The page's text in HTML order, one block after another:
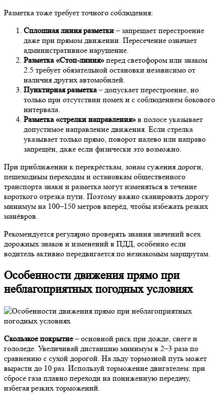
Разметка тоже требует точного соблюдения:
Сплошная линия разметки– запрещает перестроение
даже при прямом движении. Пересечение означает
административное нарушение.
Разметка «Стоп-линия» перед светофором или знаком
2.5 требует обязательной остановки независимо от
наличия других автомобилей.
Пунктирная разметка– допускает перестроение, но
только при отсутствии помех и с соблюдением бокового
интервала.
Разметка «стрелки направления» в полосе указывает
допустимое направление движения. Если стрелка
указывает только прямо, поворот налево или направо
запрещён, даже если физически это возможно.
При приближении к перекрёсткам, зонам сужения дороги,
пешеходным переходам и остановкам общественного
транспорта знаки и разметка могут изменяться в течение
короткого отрезка пути. Поэтому важно сканировать дорогу
минимум на 100–150 метров вперёд, чтобы избежать резких
манёвров.
Рекомендуется регулярно проверять знания значений всех
дорожных знаков и изменений в ПДД, особенно если
водитель активно передвигается по незнакомым маршрутам.
Особенности движения прямо при
неблагоприятных погодных условиях
Скользкое покрытие– основной риск при дожде, снеге и
гололеде. Увеличивай дистанцию минимум в 2–3 раза по
сравнению с сухой дорогой. На льду тормозной путь может
вырасти до 10 раз. Используй торможение двигателем: при
сбросе газа плавно переходи на пониженную передачу,
избегая резких торможений.